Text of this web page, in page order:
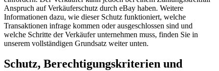
Anspruch auf Verkäuferschutz durch eBay haben. Weitere
Informationen dazu, wie dieser Schutz funktioniert, welche
Transaktionen infrage kommen oder ausgeschlossen sind und
welche Schritte der Verkäufer unternehmen muss, finden Sie in
unserem vollständigen Grundsatz weiter unten.
Schutz, Berechtigungskriterien und